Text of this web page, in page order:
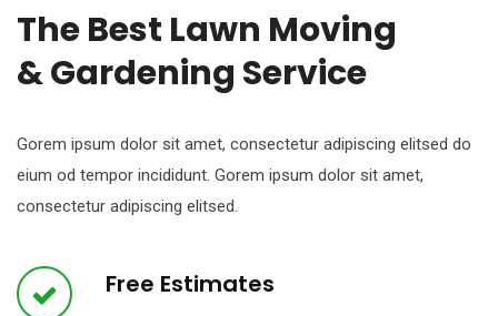
The Best Lawn Moving
& Gardening Service
Gorem ipsum dolor sit amet, consectetur adipiscing elitsed do
eium od tempor incididunt. Gorem ipsum dolor sit amet,
consectetur adipiscing elitsed.
Free Estimates